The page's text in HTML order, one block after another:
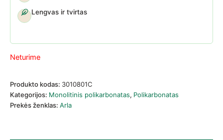
Lengvas ir tvirtas
Neturime
Produkto kodas: 3010801C
Kategorijos: Monolitinis polikarbonatas, Polikarbonatas
Prekės ženklas: Arla